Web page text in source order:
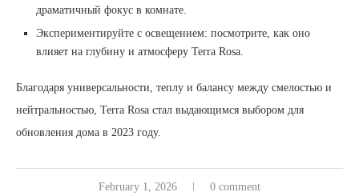
драматичный фокус в комнате.
Экспериментируйте с освещением: посмотрите, как оно
влияет на глубину и атмосферу Terra Rosa.
Благодаря универсальности, теплу и балансу между смелостью и
нейтральностью, Terra Rosa стал выдающимся выбором для
обновления дома в 2023 году.
February 1, 2026 0 comment